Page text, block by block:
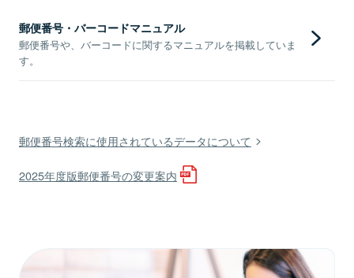
郵便番号・バーコードマニュアル
郵便番号や、バーコードに関するマニュアルを掲載していま
す。
郵便番号検索に使用されているデータについて
2025年度版郵便番号の変更案内